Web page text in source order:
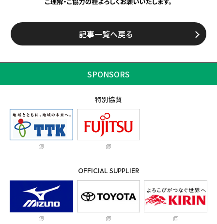
記事一覧へ戻る
SPONSORS
特別協賛
OFFICIAL SUPPLIER